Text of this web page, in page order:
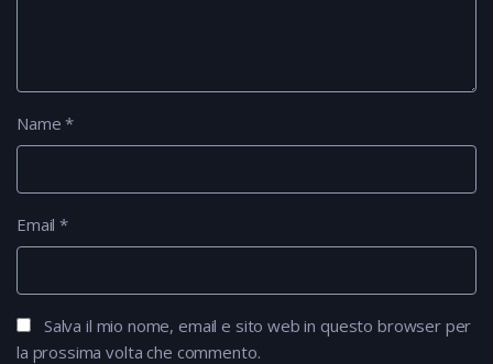
Name*
Email*
Salva il mio nome, email e sito web in questo browser per
la prossima volta che commento.